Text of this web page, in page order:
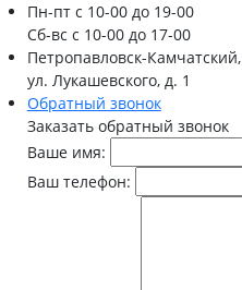
Пн-птс 10-00 до 19-00
Сб-вс с 10-00 до 17-00
Петропавловск-Камчатский,
ул. Лукашевского, д. 1
Обратный звонок
Заказать обратный звонок
Ваше имя:
Ваш телефон: